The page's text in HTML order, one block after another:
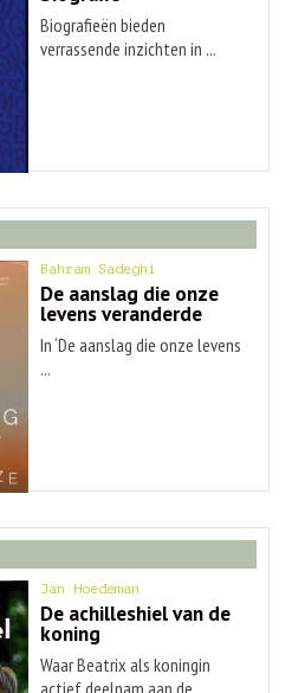
Biografieën bieden
verrassende inzichten in ...
Bahram Sadeghi
De aanslag die onze
levens veranderde
In ‘De aanslag die onze levens
...
Jan Hoedeman
De achilleshiel van de
koning
Waar Beatrix als koningin
actief deelnam aan de ...